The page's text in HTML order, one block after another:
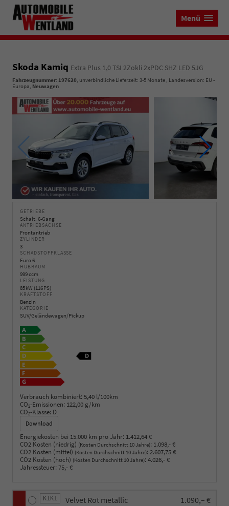
Menü
Skoda Kamiq Extra Plus 1,0 TSI 2Zokli 2xPDC SHZ LED 5JG
Fahrzeugnummer: 197620, unverbindliche Lieferzeit: 3-5 Monate , Landesversion: EU -
Europa, Neuwagen
GETRIEBE
Schalt. 6-Gang
ANTRIEBSACHSE
Frontantrieb
ZYLINDER
3
SCHADSTOFFKLASSE
Euro 6
HUBRAUM
999 ccm
LEISTUNG
85 kW (116 PS)
KRAFTSTOFF
Benzin
KATEGORIE
SUV/Geländewagen/Pickup
Verbrauch kombiniert: 5,40 l/100km
CO2-Emissionen: 122,00 g/km
CO2-Klasse: D
Download
Energiekosten bei 15.000 km pro Jahr: 1.412,64 €
CO2 Kosten (niedrig) (Kosten Durchschnitt 10 Jahre): 1.098,- €
CO2 Kosten (mittel) (Kosten Durchschnitt 10 Jahre): 2.607,75 €
CO2 Kosten (hoch) (Kosten Durchschnitt 10 Jahre): 4.026,- €
Jahressteuer: 75,- €
K1K1 Velvet Rot metallic 1.090,– €